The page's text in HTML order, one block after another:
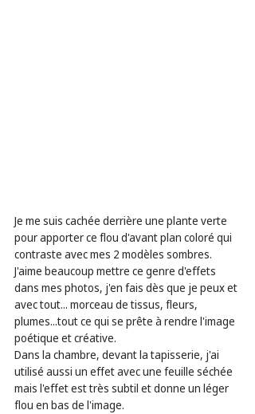
Je me suis cachée derrière une plante verte
pour apporter ce flou d'avant plan coloré qui
contraste avec mes 2 modèles sombres.
J'aime beaucoup mettre ce genre d'effets
dans mes photos, j'en fais dès que je peux et
avec tout... morceau de tissus, fleurs,
plumes...tout ce qui se prête à rendre l'image
poétique et créative.
Dans la chambre, devant la tapisserie, j'ai
utilisé aussi un effet avec une feuille séchée
mais l'effet est très subtil et donne un léger
flou en bas de l'image.